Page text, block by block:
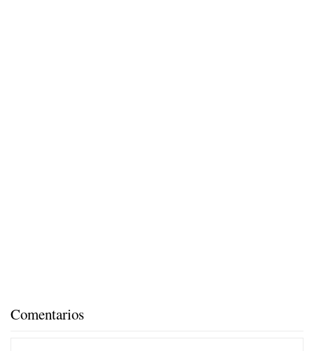
Comentarios